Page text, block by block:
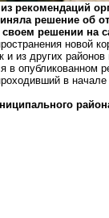
рекомендаций
решение
решении на
новой
и из других
в опубликованном
в